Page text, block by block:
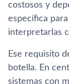
costosos y
específica
interpretarlas
Ese requisito
botella. En
sistemas con